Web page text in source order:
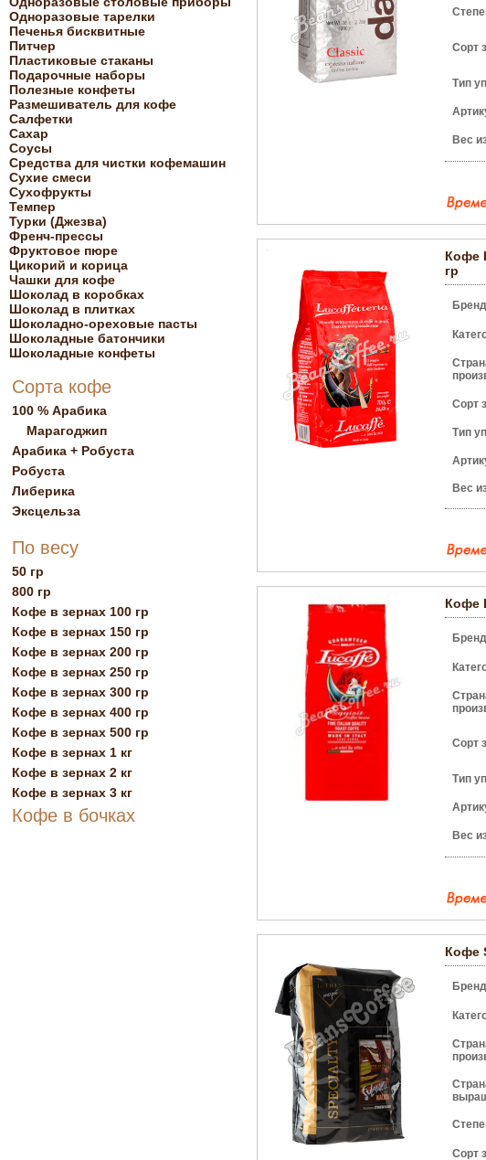
Одноразовые тарелки
Печенья бисквитные
Питчер
Пластиковые стаканы
Подарочные наборы
Полезные конфеты
Размешиватель для кофе
Салфетки
Сахар
Соусы
Средства для чистки кофемашин
Сухие смеси
Сухофрукты
Темпер
Турки (Джезва)
Френч-прессы
Фруктовое пюре
Цикорий и корица
Чашки для кофе
Шоколад в коробках
Шоколад в плитках
Шоколадно-ореховые пасты
Шоколадные батончики
Шоколадные конфеты
Сорта кофе
100 % Арабика
Марагоджип
Арабика + Робуста
Робуста
Либерика
Эксцельза
По весу
50 гр
800 гр
Кофе в зернах 100 гр
Кофе в зернах 150 гр
Кофе в зернах 200 гр
Кофе в зернах 250 гр
Кофе в зернах 300 гр
Кофе в зернах 400 гр
Кофе в зернах 500 гр
Кофе в зернах 1 кг
Кофе в зернах 2 кг
Кофе в зернах 3 кг
Кофе в бочках
Сорт
Тип
Вес
Кофе
гр
Бренд
Сорт
Тип
Вес
Кофе
Бренд
Сорт
Тип
Вес
Кофе
Бренд
Сорт